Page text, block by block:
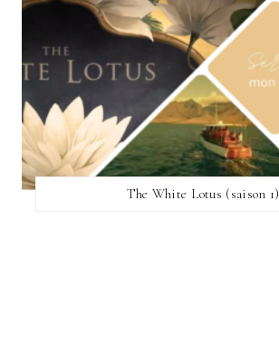
The White Lotus (saison 1)